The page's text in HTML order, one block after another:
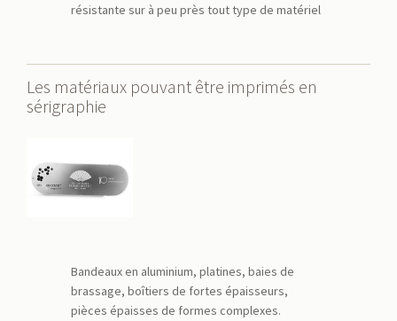
résistante sur à peu près tout type de matériel
Les matériaux pouvant être imprimés en
sérigraphie
Bandeaux en aluminium, platines, baies de
brassage, boîtiers de fortes épaisseurs,
pièces épaisses de formes complexes.